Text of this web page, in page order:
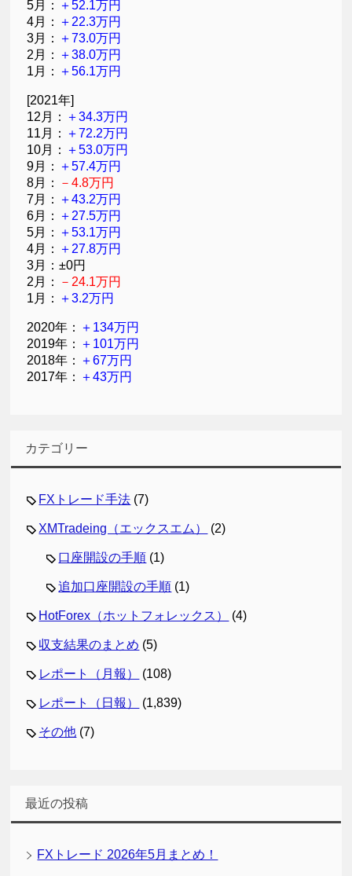
5月： ＋52.1万円
4月： ＋22.3万円
3月： ＋73.0万円
2月： ＋38.0万円
1月： ＋56.1万円
[2021年]
12月： ＋34.3万円
11月： ＋72.2万円
10月： ＋53.0万円
9月： ＋57.4万円
8月：
－4.8万円
7月： ＋43.2万円
6月： ＋27.5万円
5月： ＋53.1万円
4月： ＋27.8万円
3月：±0円
2月：
－24.1万円
1月： ＋3.2万円
2020年： ＋134万円
2019年： ＋101万円
2018年： ＋67万円
2017年： ＋43万円
カテゴリー
FXトレード手法 (7)
XMTradeing（エックスエム） (2)
口座開設の手順 (1)
追加口座開設の手順 (1)
HotForex（ホットフォレックス） (4)
収支結果のまとめ (5)
レポート（月報） (108)
レポート（日報） (1,839)
その他 (7)
最近の投稿
FXトレード 2026年5月まとめ！